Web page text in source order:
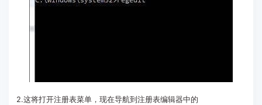
2.这将打开注册表菜单，现在导航到注册表编辑器中的